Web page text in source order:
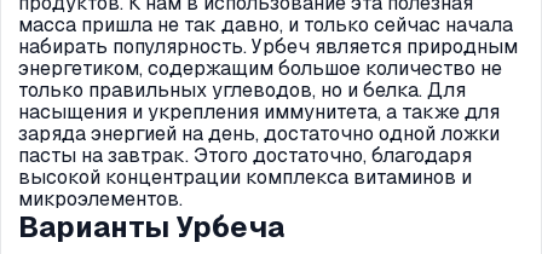
масса пришла не так давно, и только сейчас начала
набирать популярность. Урбеч является природным
энергетиком, содержащим большое количество не
только правильных углеводов, но и белка. Для
насыщения и укрепления иммунитета, а также для
заряда энергией на день, достаточно одной ложки
пасты на завтрак. Этого достаточно, благодаря
высокой концентрации комплекса витаминов и
микроэлементов.
Варианты Урбеча